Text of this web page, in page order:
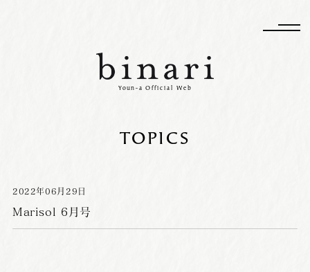
Youn-a Official Web
TOPICS
2022年06 月 29 日
Marisol 6月号